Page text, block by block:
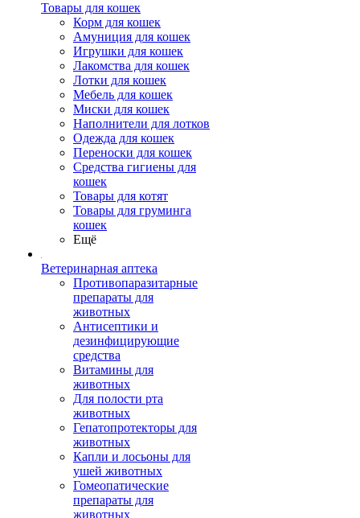
Товары для кошек
Корм для кошек
Амуниция для кошек
Игрушки для кошек
Лакомства для кошек
Лотки для кошек
Мебель для кошек
Миски для кошек
Наполнители для лотков
Одежда для кошек
Переноски для кошек
Средства гигиены для
кошек
Товары для котят
Товары для груминга
кошек
Ещё
Ветеринарная аптека
Противопаразитарные
препараты для
животных
Антисептики и
дезинфицирующие
средства
Витамины для
животных
Для полости рта
животных
Гепатопротекторы для
животных
Капли и лосьоны для
ушей животных
Гомеопатические
препараты для
животных